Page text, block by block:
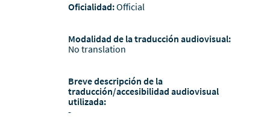
Oficialidad:Official
Modalidad de la traducción audiovisual:
No translation
Breve descripción de la
traducción/accesibilidad audiovisual
utilizada:
-